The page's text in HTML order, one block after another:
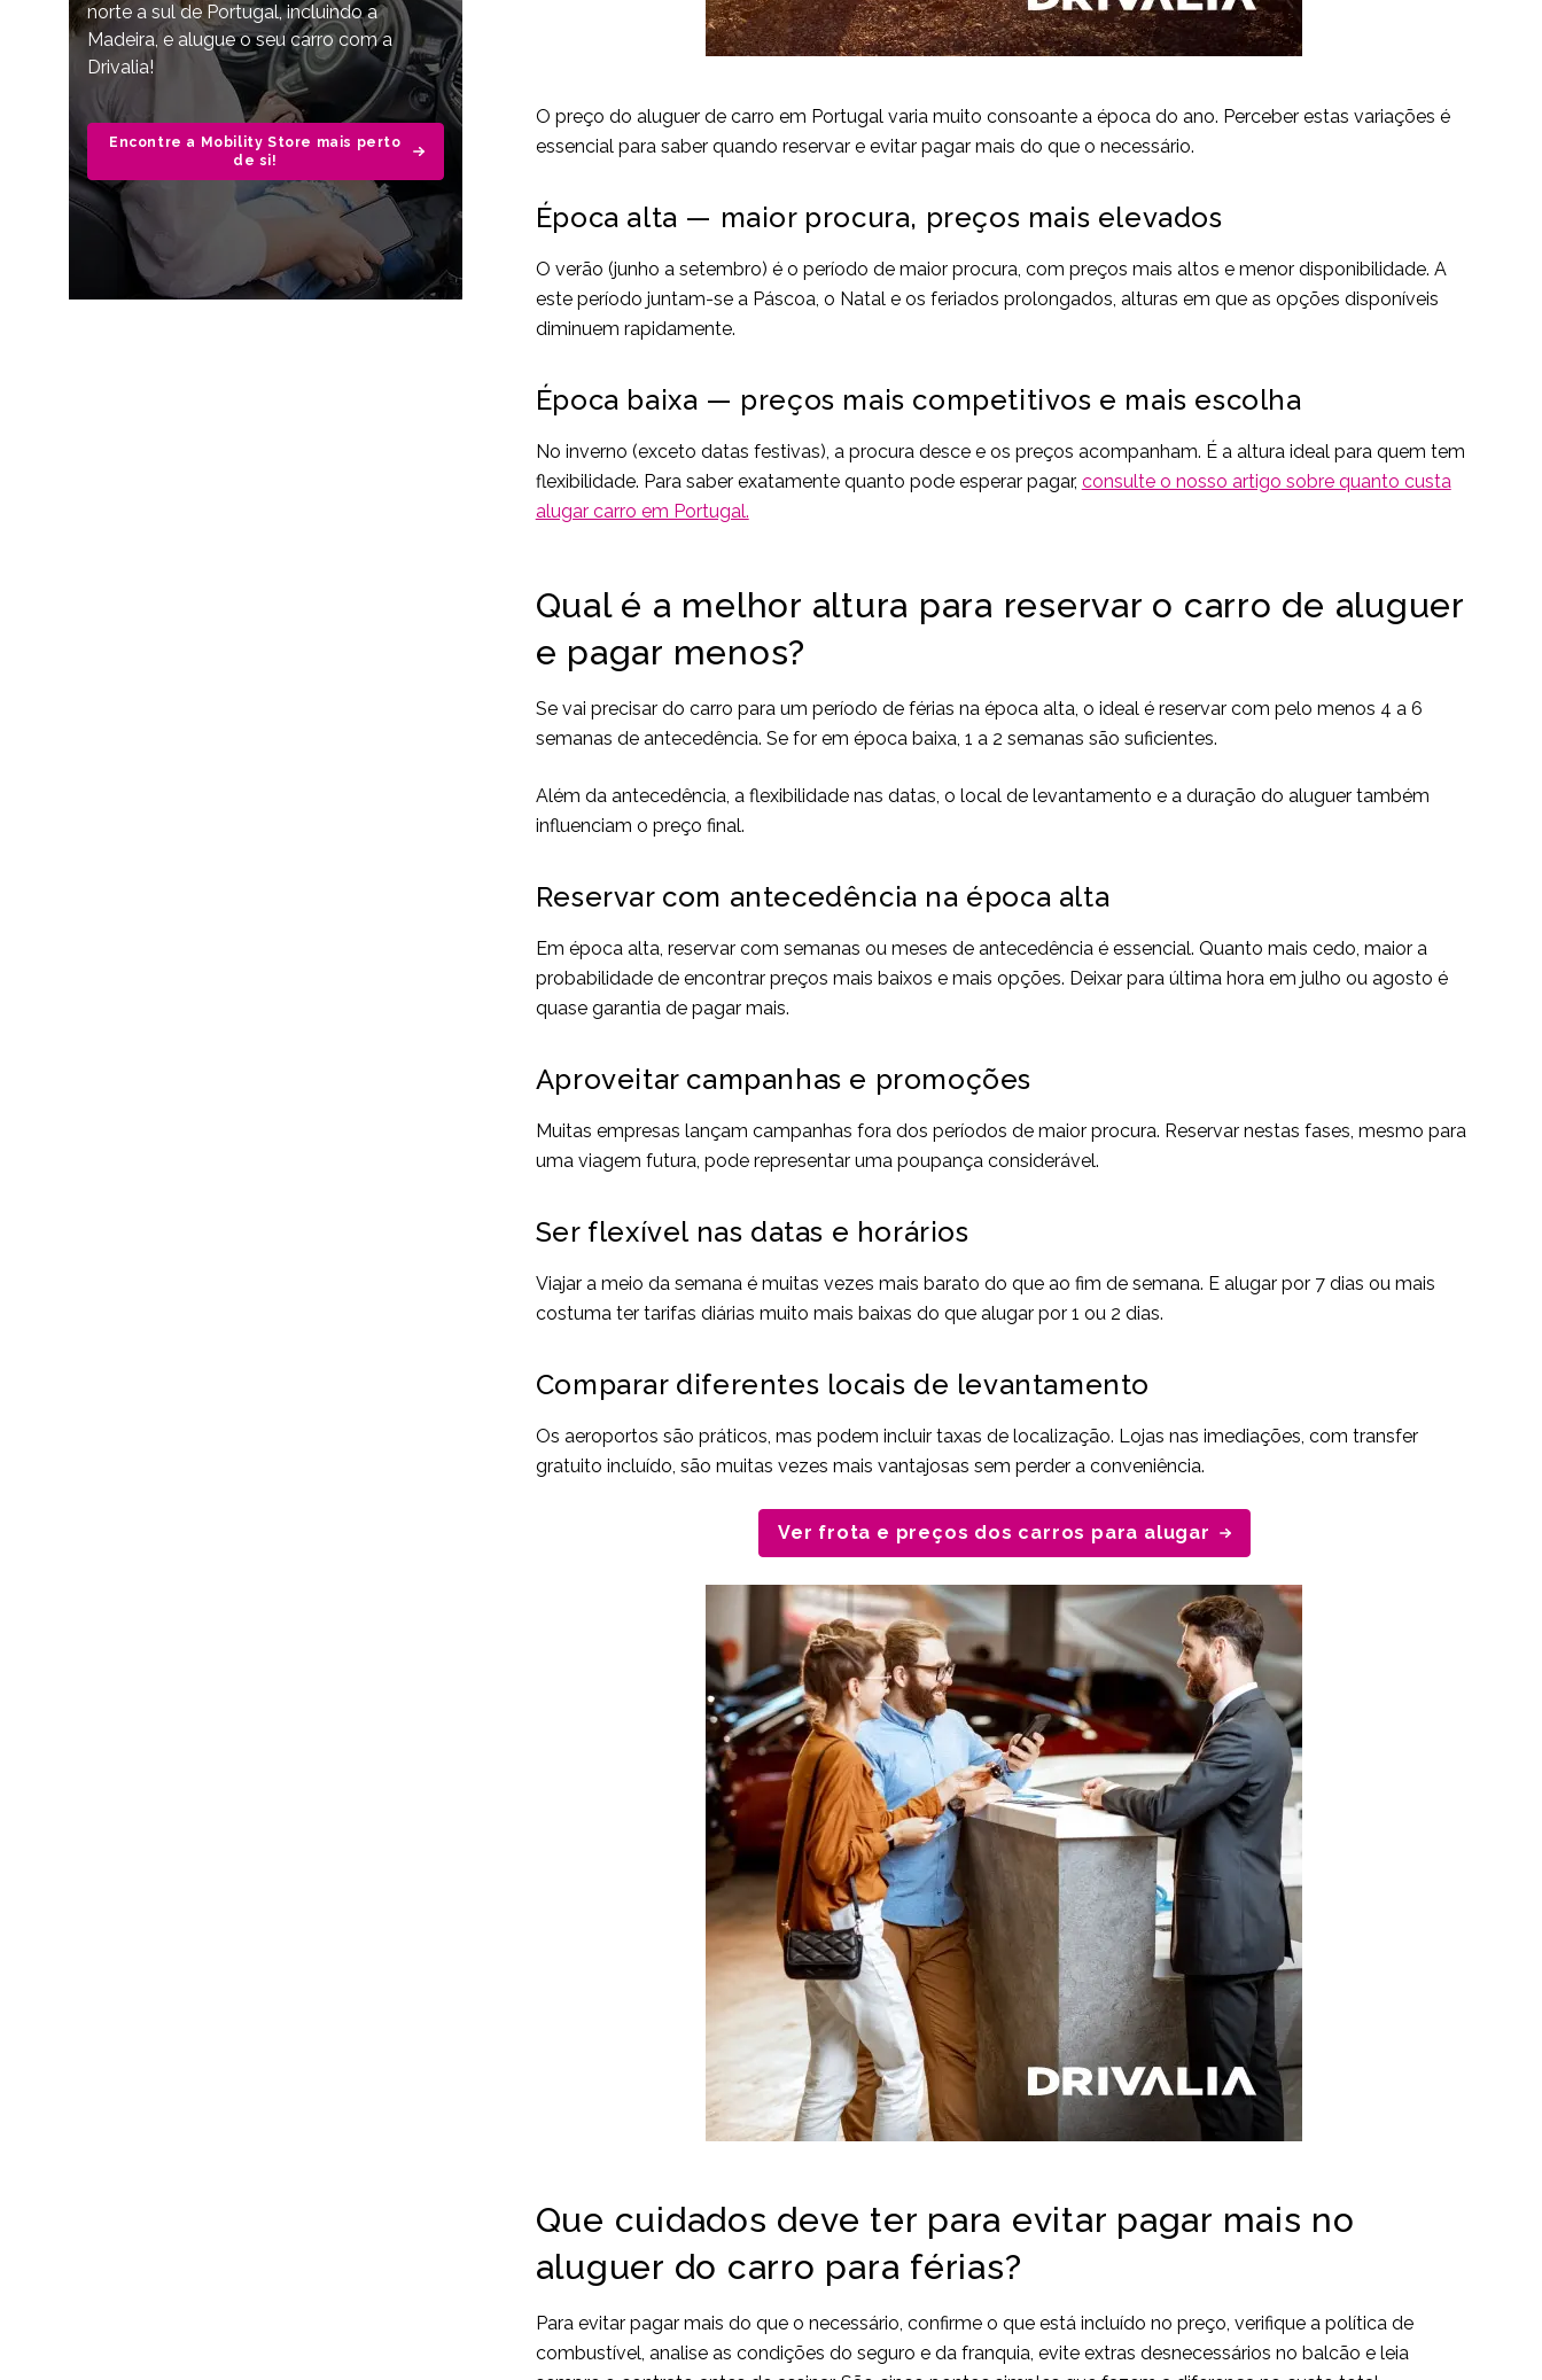
norte a sul de Portugal, incluindo a
Madeira, e alugue o seu carro com a
Drivalia!
Encontre a Mobility Store mais perto
de si!
O preço do aluguer de carro em Portugal varia muito consoante a época do ano. Perceber estas variações é
essencial para saber quando reservar e evitar pagar mais do que o necessário.
Época alta — maior procura, preços mais elevados
O verão (junho a setembro) é o período de maior procura, com preços mais altos e menor disponibilidade. A
este período juntam-se a Páscoa, o Natal e os feriados prolongados, alturas em que as opções disponíveis
diminuem rapidamente.
Época baixa — preços mais competitivos e mais escolha
No inverno (exceto datas festivas), a procura desce e os preços acompanham. É a altura ideal para quem tem
flexibilidade. Para saber exatamente quanto pode esperar pagar, consulte o nosso artigo sobre quanto custa
alugar carro em Portugal.
Qual é a melhor altura para reservar o carro de aluguer
e pagar menos?
Se vai precisar do carro para um período de férias na época alta, o ideal é reservar com pelo menos 4 a 6
semanas de antecedência. Se for em época baixa, 1 a 2 semanas são suficientes.
Além da antecedência, a flexibilidade nas datas, o local de levantamento e a duração do aluguer também
influenciam o preço final.
Reservar com antecedência na época alta
Em época alta, reservar com semanas ou meses de antecedência é essencial. Quanto mais cedo, maior a
probabilidade de encontrar preços mais baixos e mais opções. Deixar para última hora em julho ou agosto é
quase garantia de pagar mais.
Aproveitar campanhas e promoções
Muitas empresas lançam campanhas fora dos períodos de maior procura. Reservar nestas fases, mesmo para
uma viagem futura, pode representar uma poupança considerável.
Ser flexível nas datas e horários
Viajar a meio da semana é muitas vezes mais barato do que ao fim de semana. E alugar por 7 dias ou mais
costuma ter tarifas diárias muito mais baixas do que alugar por 1 ou 2 dias.
Comparar diferentes locais de levantamento
Os aeroportos são práticos, mas podem incluir taxas de localização. Lojas nas imediações, com transfer
gratuito incluído, são muitas vezes mais vantajosas sem perder a conveniência.
Ver frota e preços dos carros para alugar
Que cuidados deve ter para evitar pagar mais no
aluguer do carro para férias?
Para evitar pagar mais do que o necessário, confirme o que está incluído no preço, verifique a política de
combustível, analise as condições do seguro e da franquia, evite extras desnecessários no balcão e leia